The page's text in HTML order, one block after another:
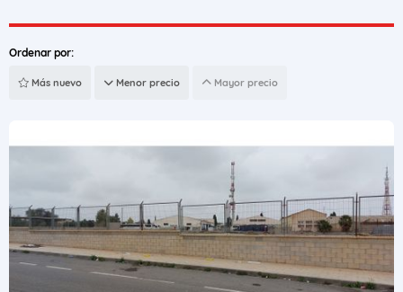
Ordenar por:
Más nuevo Menor precio Mayor precio